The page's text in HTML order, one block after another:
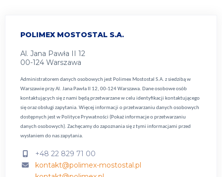
POLIMEX MOSTOSTAL S.A.
Al. Jana Pawła II 12
00-124 Warszawa
Administratorem danych osobowych jest Polimex Mostostal S.A. z siedzibą w
Warszawie przy Al. Jana Pawła II 12, 00-124 Warszawa. Dane osobowe osób
kontaktujących się z nami będą przetwarzane w celu identyfikacji kontaktującego
się oraz obsługi zapytania. Więcej informacji o przetwarzaniu danych osobowych
dostępnych jest w Polityce Prywatności (Pokaż informacje o przetwarzaniu
danych osobowych). Zachęcamy do zapoznania się z tymi informacjami przed
wysłaniem do nas zapytania.
+48 22 829 71 00
kontakt@polimex-mostostal.pl